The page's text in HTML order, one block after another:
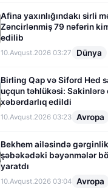
Afina yaxınlığındakı sirli
Zəncirlənmiş 79 nəfərin
edilib
10.Avqust.2026 03:27 Dünya
Birling Qap və Siford Hed
uçqun təhlükəsi: Sakinlərə
xəbərdarlıq edildi
10.Avqust.2026 03:23 Avropa
Bekhem ailəsində
şəbəkədəki bəyənmələr
yaratdı
10.Avqust.2026 03:04 Avropa